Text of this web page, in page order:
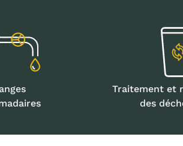
Traitement et
des